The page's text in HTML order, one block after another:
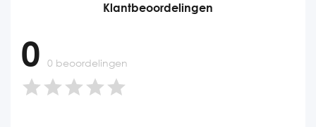
Klantbeoordelingen
0 0 beoordelingen